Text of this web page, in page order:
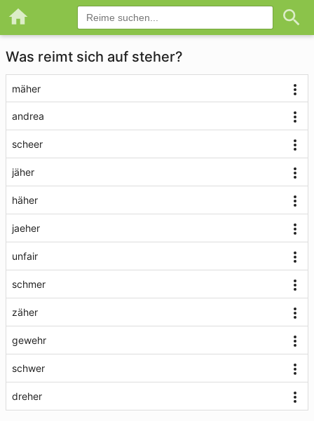
Was reimt sich auf steher?
mäher
andrea
scheer
jäher
häher
jaeher
unfair
schmer
zäher
gewehr
schwer
dreher